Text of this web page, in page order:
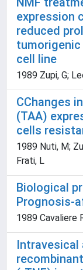
expression
reduced
cell line
1989 Zupi, G;
CChanges
(TAA)
cells
1989 Nuti, M;
Frati, L
Biological
Prognosis-
1989 Cavaliere